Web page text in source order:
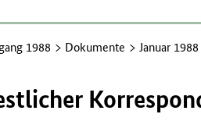
1988 Dokumente Januar 1988